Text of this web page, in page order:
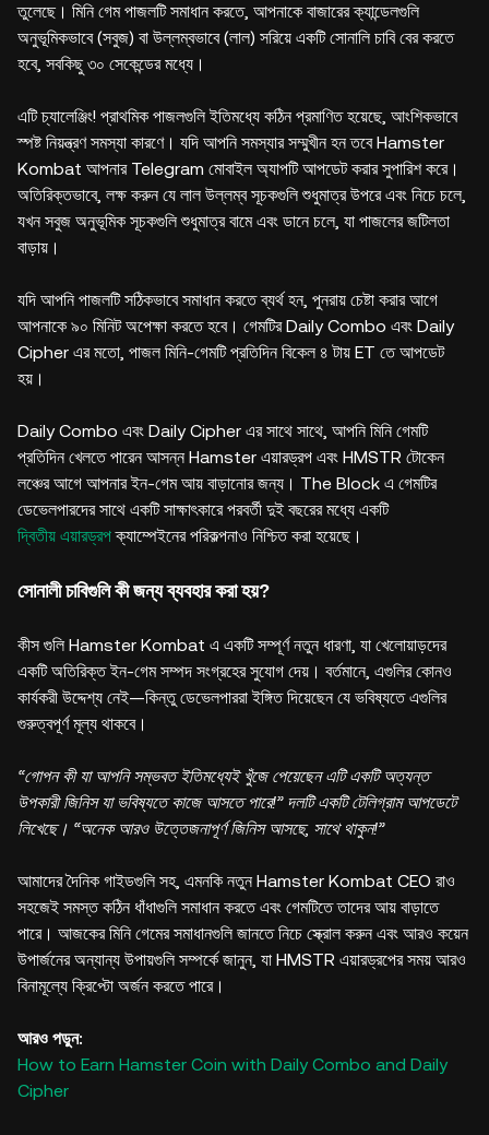
তুলেছে। মিনি গেম পাজলটি সমাধান করতে, আপনাকে বাজারের ক্যান্ডেলগুলি
অনুভূমিকভাবে (সবুজ) বা উল্লম্বভাবে (লাল) সরিয়ে একটি সোনালি চাবি বের করতে
হবে, সবকিছু ৩০ সেকেন্ডের মধ্যে।
এটি চ্যালেঞ্জিং! প্রাথমিক পাজলগুলি ইতিমধ্যে কঠিন প্রমাণিত হয়েছে, আংশিকভাবে
স্পষ্ট নিয়ন্ত্রণ সমস্যা কারণে। যদি আপনি সমস্যার সম্মুখীন হন তবে Hamster
Kombat আপনার Telegram মোবাইল অ্যাপটি আপডেট করার সুপারিশ করে।
অতিরিক্তভাবে, লক্ষ করুন যে লাল উল্লম্ব সূচকগুলি শুধুমাত্র উপরে এবং নিচে চলে,
যখন সবুজ অনুভূমিক সূচকগুলি শুধুমাত্র বামে এবং ডানে চলে, যা পাজলের জটিলতা
বাড়ায়।
যদি আপনি পাজলটি সঠিকভাবে সমাধান করতে ব্যর্থ হন, পুনরায় চেষ্টা করার আগে
আপনাকে ৯০ মিনিট অপেক্ষা করতে হবে। গেমটির Daily Combo এবং Daily
Cipher এর মতো, পাজল মিনি-গেমটি প্রতিদিন বিকেল ৪ টায় ET তে আপডেট
হয়।
Daily Combo এবং Daily Cipher এর সাথে সাথে, আপনি মিনি গেমটি
প্রতিদিন খেলতে পারেন আসন্ন Hamster এয়ারড্রপ এবং HMSTR টোকেন
লঞ্চের আগে আপনার ইন-গেম আয় বাড়ানোর জন্য। The Block এ গেমটির
ডেভেলপারদের সাথে একটি সাক্ষাৎকারে পরবর্তী দুই বছরের মধ্যে একটি
দ্বিতীয় এয়ারড্রপক্যাম্পেইনের পরিকল্পনাও নিশ্চিত করা হয়েছে।
সোনালী চাবিগুলি কী জন্য ব্যবহার করা হয়?
কীস গুলি Hamster Kombat এ একটি সম্পূর্ণ নতুন ধারণা, যা খেলোয়াড়দের
একটি অতিরিক্ত ইন-গেম সম্পদ সংগ্রহের সুযোগ দেয়। বর্তমানে, এগুলির কোনও
কার্যকরী উদ্দেশ্য নেই—কিন্তু ডেভেলপাররা ইঙ্গিত দিয়েছেন যে ভবিষ্যতে এগুলির
গুরুত্বপূর্ণ মূল্য থাকবে।
“গোপন কী যা আপনি সম্ভবত ইতিমধ্যেই খুঁজে পেয়েছেন এটি একটি অত্যন্ত
উপকারী জিনিস যা ভবিষ্যতে কাজে আসতে পারে!” দলটি একটি টেলিগ্রাম আপডেটে
লিখেছে। “অনেক আরও উত্তেজনাপূর্ণ জিনিস আসছে, সাথে থাকুন!”
আমাদের দৈনিক গাইডগুলি সহ, এমনকি নতুন Hamster Kombat CEO রাও
সহজেই সমস্ত কঠিন ধাঁধাগুলি সমাধান করতে এবং গেমটিতে তাদের আয় বাড়াতে
পারে। আজকের মিনি গেমের সমাধানগুলি জানতে নিচে স্ক্রোল করুন এবং আরও কয়েন
উপার্জনের অন্যান্য উপায়গুলি সম্পর্কে জানুন, যা HMSTR এয়ারড্রপের সময় আরও
বিনামূল্যে ক্রিপ্টো অর্জন করতে পারে।
আরও পড়ুন:
How to Earn Hamster Coin with Daily Combo and Daily
Cipher